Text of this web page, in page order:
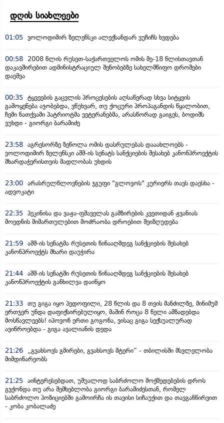
დღის სიახლეები
01:05 ვოლოდიმირ ზელენსკი ალექსანდარ ვუჩიჩს ხვდება
00:58
2008 წლის რუსეთ-საქართველოს ომის მე-18 წლისთავთან
დაკავშირებით ადმინისტრაციულ შენობებზე სახელმწიფო დროშები
დაეშვა
00:35 ტყვეების გაცვლის პროცესების აღსაწერად სხვა სიტყვის
გამოყენება აჯობებდა, ვწუხვარ, თუ ქოცური პროპაგანდის წყალობით,
ჩემი ნათქვამი პატრიოტმა ვეტერანებმა, არასწორად გაიგეს, ბოდიშს
ვუხდი - გიორგი ბარამიძე
23:58 აგრესორზე ზეწოლა ომის დასრულებას დააახლოებს -
ვოლოდიმირ ზელენსკი აშშ-ის სენატს სანქციების შესახებ კანონპროექტის
მხარდაჭერისთვის მადლობას უხდის
23:00 არასრულწლოვნების ჯგუფი "გლოვოს" კურიერს თავს დაესხა -
ადვოკატი
22:35 პეკინისა და ვაჟა-ფშაველას გამზირების კვეთიდან ჟვანიას
მოედნის მიმართულებით მოძრაობა დროებით შეიზღუდება
21:59 აშშ-ის სენატმა რუსეთის წინააღმდეგ სანქციების შესახებ
კანონპროექტს მხარი დაუჭირა
21:44 აშშ-ის სენატში რუსეთის წინააღმდეგ სანქციების შესახებ
კანონპროექტის განხილვა დაიწყო
21:33 თუ გიგა იყო პედოფილი, 28 წლის და 8 თვის მანძილზე, მინიმუმ
ერთჯერ უნდა დაფიქსირებულიყო, მაშინ როცა 8 წელი ამზადებდა
მოსწავლეებს! იპოვონ ერთი გოგონა, ვისაც გიგა სექსუალურად
ავიწროებდა - გიგა ავალიანის დედა
21:26
„გვახსოვს გმირები, გვახსოვს მტერი” - თბილისში მსვლელობა
მიმდინარეობს
21:25 აინტერესებდათ, უშუალოდ საბრძოლო მოქმედებების დროს
გვქონდა თუ არა შემხებლობა გიორგი ბარამიძესთან, რომელ
საბრძოლო პოზიციებში გამოირჩა ის თავისი სიჩაუქით და თავგანწირვით
- კობა კობალაძე